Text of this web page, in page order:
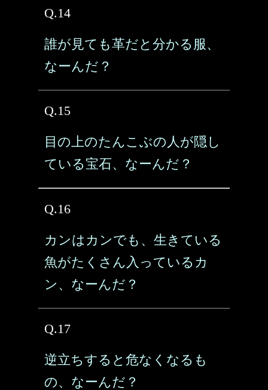
Q.14
誰が見ても革だと分かる服、
なーんだ？
Q.15
目の上のたんこぶの人が隠し
ている宝石、なーんだ？
Q.16
カンはカンでも、生きている
魚がたくさん入っているカ
ン、なーんだ？
Q.17
逆立ちすると危なくなるも
の、なーんだ？